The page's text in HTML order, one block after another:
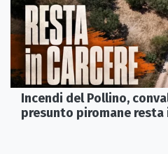
Incendi del Pollino,
presunto piromane resta